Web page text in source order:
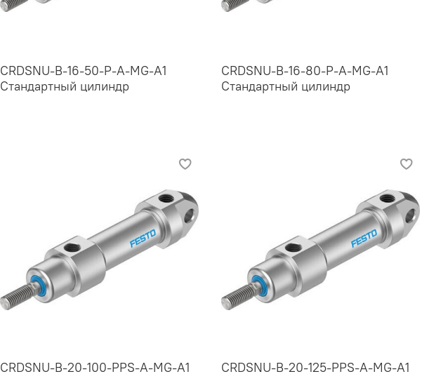
CRDSNU-B-16-50-P-A-MG-A1
Стандартный цилиндр
CRDSNU-B-16-80-P-A-MG-A1
Стандартный цилиндр
CRDSNU-B-20-100-PPS-A-MG-A1
CRDSNU-B-20-125-PPS-A-MG-A1